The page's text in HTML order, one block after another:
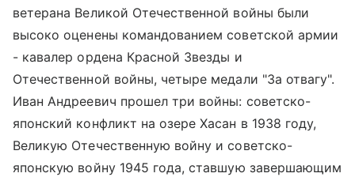
ветерана Великой Отечественной войны были
высоко оценены командованием советской армии
- кавалер ордена Красной Звезды и
Отечественной войны, четыре медали "За отвагу".
Иван Андреевич прошел три войны: советско-
японский конфликт на озере Хасан в 1938 году,
Великую Отечественную войну и советско-
японскую войну 1945 года, ставшую завершающим